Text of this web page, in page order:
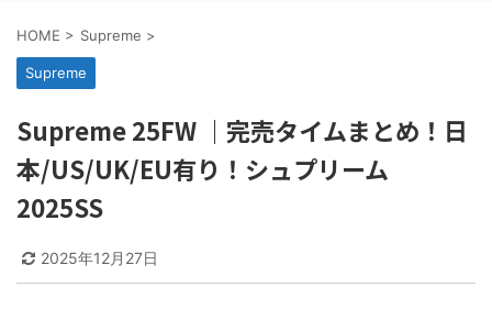
HOME > Supreme >
Supreme
Supreme 25FW ｜完売タイムまとめ！日
本/US/UK/EU有り！シュプリーム
2025SS
2025年12月27日